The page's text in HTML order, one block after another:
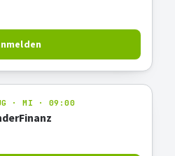
· MI · 09:00